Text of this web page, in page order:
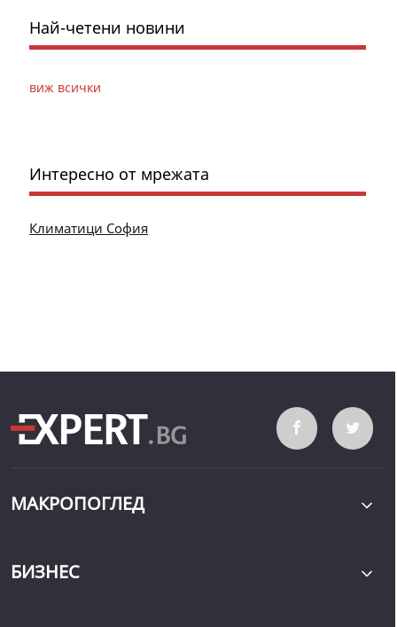
Най-четени новини
виж всички
Интересно от мрежата
Климатици София
МАКРОПОГЛЕД
БИЗНЕС